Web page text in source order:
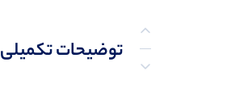
توضیحات تکمیلی